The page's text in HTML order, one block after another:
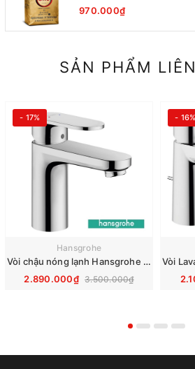
970.000₫
SẢN PHẨM
- 17%
Hansgrohe
Vòi chậu nóng lạnh Hansgrohe Vernis Blend 100 71571000
2.890.000₫ 3.500.000₫
- 16%